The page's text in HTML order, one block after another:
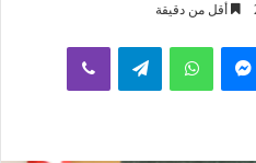
أقل من دقيقة
ماسنجر واتساب تيلقرام ڤايبر